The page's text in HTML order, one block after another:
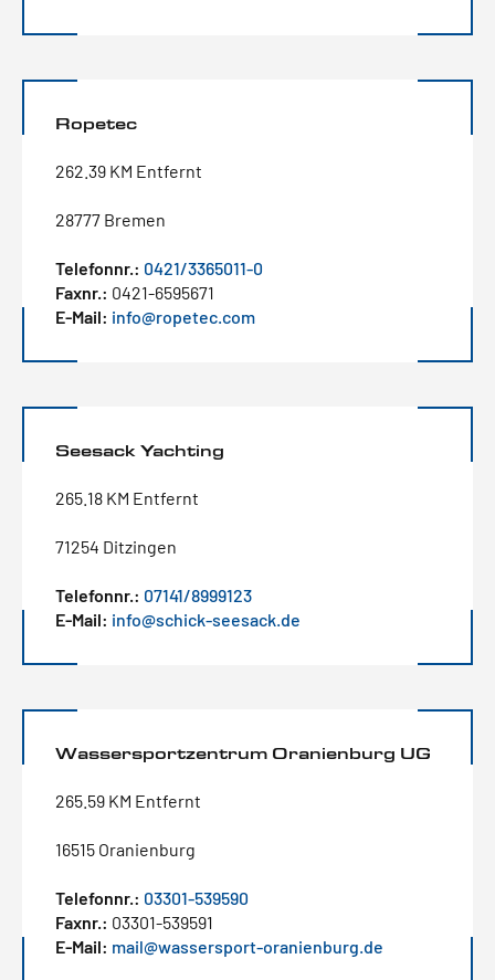
Ropetec
262.39 KM Entfernt
28777 Bremen
Telefonnr.: 0421/3365011-0
Faxnr.: 0421-6595671
E-Mail: info@ropetec.com
Seesack Yachting
265.18 KM Entfernt
71254 Ditzingen
Telefonnr.: 07141/8999123
E-Mail: info@schick-seesack.de
Wassersportzentrum Oranienburg UG
265.59 KM Entfernt
16515 Oranienburg
Telefonnr.: 03301-539590
Faxnr.: 03301-539591
E-Mail: mail@wassersport-oranienburg.de